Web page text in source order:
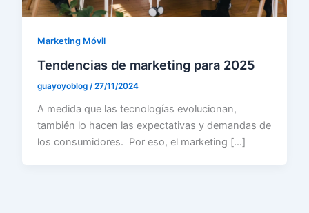
Marketing Móvil
Tendencias de marketing para 2025
guayoyoblog /27/11/2024
A medida que las tecnologías evolucionan,
también lo hacen las expectativas y demandas de
los consumidores. Por eso, el marketing […]